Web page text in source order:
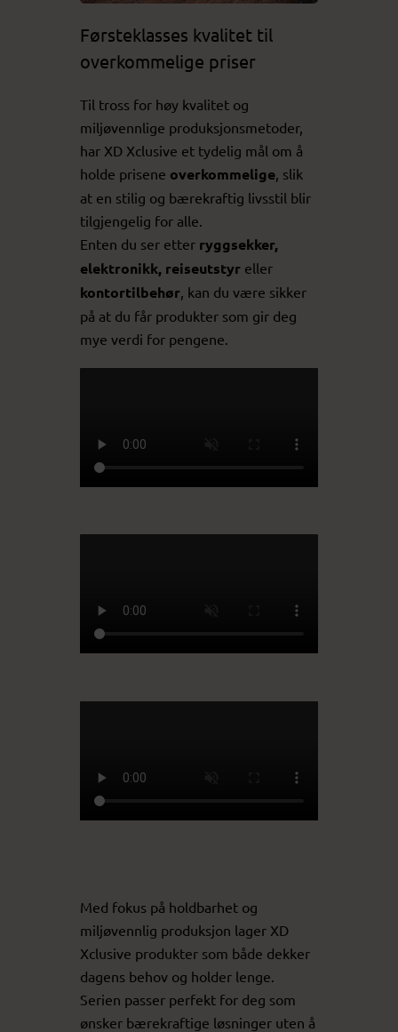
Førsteklasses kvalitet til
overkommelige priser
Til tross for høy kvalitet og
miljøvennlige produksjonsmetoder,
har XD Xclusive et tydelig mål om å
holde prisene overkommelige , slik
at en stilig og bærekraftig livsstil blir
tilgjengelig for alle.
Enten du ser etter ryggsekker,
elektronikk, reiseutstyr eller
kontortilbehør , kan du være sikker
på at du får produkter som gir deg
mye verdi for pengene.
Med fokus på holdbarhet og
miljøvennlig produksjon lager XD
Xclusive produkter som både dekker
dagens behov og holder lenge.
Serien passer perfekt for deg som
ønsker bærekraftige løsninger uten å